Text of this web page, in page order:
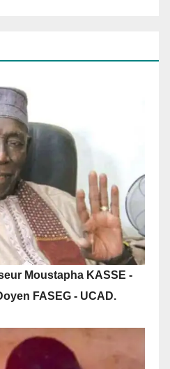
Moustapha KASSE -
FASEG - UCAD.